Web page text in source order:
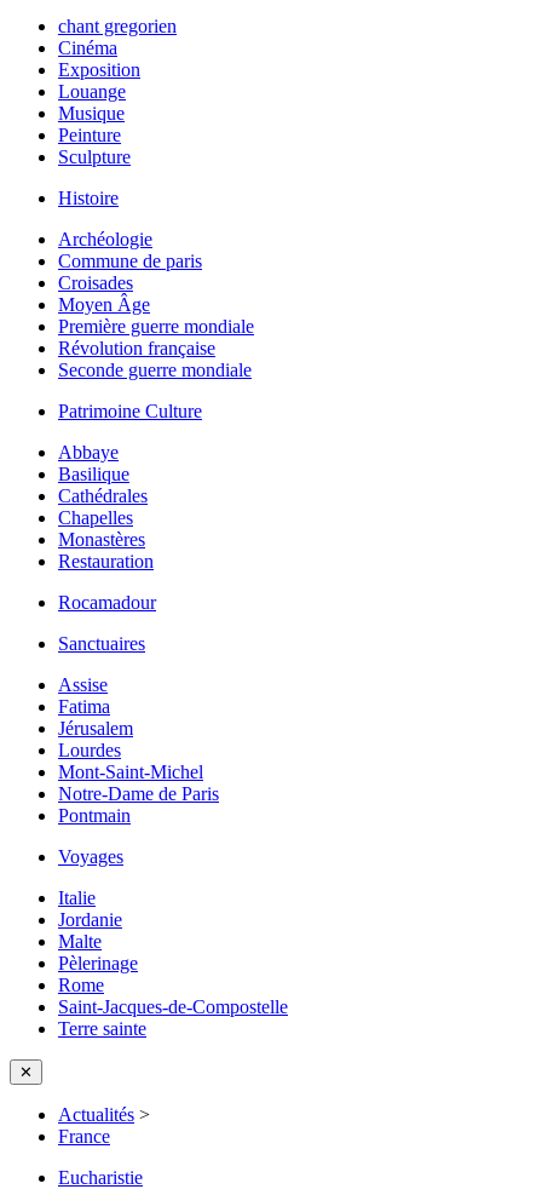
chant gregorien
Cinéma
Exposition
Louange
Musique
Peinture
Sculpture
Histoire
Archéologie
Commune de paris
Croisades
Moyen Âge
Première guerre mondiale
Révolution française
Seconde guerre mondiale
Patrimoine Culture
Abbaye
Basilique
Cathédrales
Chapelles
Monastères
Restauration
Rocamadour
Sanctuaires
Assise
Fatima
Jérusalem
Lourdes
Mont-Saint-Michel
Notre-Dame de Paris
Pontmain
Voyages
Italie
Jordanie
Malte
Pèlerinage
Rome
Saint-Jacques-de-Compostelle
Terre sainte
✕
Actualités >
France
Eucharistie